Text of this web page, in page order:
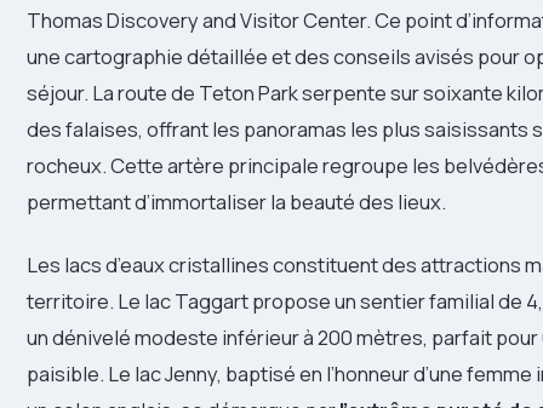
Thomas Discovery and Visitor Center. Ce point
une cartographie détaillée et des conseils avisés pour
séjour. La route de Teton Park serpente sur soixante
des falaises, offrant les panoramas les plus saisissants
rocheux. Cette artère principale regroupe les
permettant d’immortaliser la beauté des lieux.
Les lacs d’eaux cristallines constituent des attractions
territoire. Le lac Taggart propose un sentier familial de
un dénivelé modeste inférieur à 200 mètres, parfait
paisible. Le lac Jenny, baptisé en l’honneur d’une